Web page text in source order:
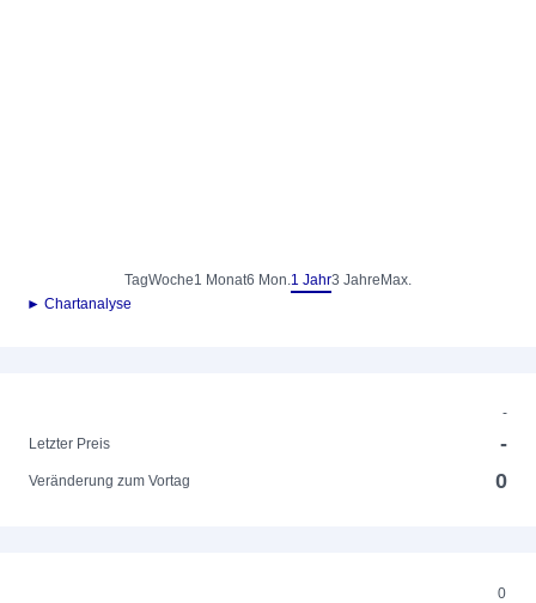
TagWoche1 Monat6 Mon.1 Jahr3 Jahre Max.
► Chartanalyse
-
Letzter Preis
-
Veränderung zum Vortag 0
0